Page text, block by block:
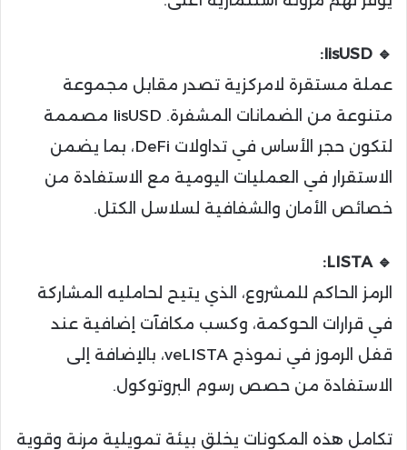
🔹 lisUSD:
عملة مستقرة لامركزية تصدر مقابل مجموعة
متنوعة من الضمانات المشفرة. lisUSD مصممة
لتكون حجر الأساس في تداولات DeFi، بما يضمن
الاستقرار في العمليات اليومية مع الاستفادة من
خصائص الأمان والشفافية لسلاسل الكتل.
🔹 LISTA:
الرمز الحاكم للمشروع، الذي يتيح لحامليه المشاركة
في قرارات الحوكمة، وكسب مكافآت إضافية عند
قفل الرموز في نموذج veLISTA، بالإضافة إلى
الاستفادة من حصص رسوم البروتوكول.
تكامل هذه المكونات يخلق بيئة تمويلية مرنة وقوية